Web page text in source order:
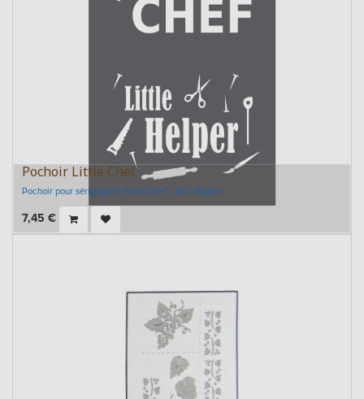
Pochoir Little Chef
Pochoir pour sérigraphie "little Chef" - A5 - Rayher
7,45 €